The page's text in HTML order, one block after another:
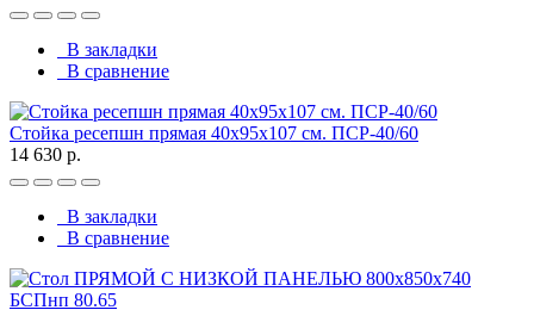
В закладки
В сравнение
Стойка ресепшн прямая 40х95х107 см. ПСР-40/60
14 630 р.
В закладки
В сравнение